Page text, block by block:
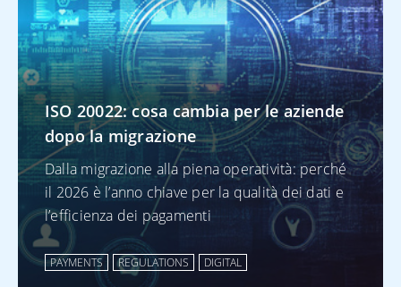
gestione degli
stipendi: il caso
Micso
ALTRO SU
TREASURY
Virtual Account per
ottimizzare la
gestione degli
ISO 20022: cosa cambia per le aziende
dopo la migrazione
Dalla migrazione alla piena operatività: perché
il 2026 è l’anno chiave per la qualità dei dati e
l’efficienza dei pagamenti
PAYMENTS REGULATIONS DIGITAL